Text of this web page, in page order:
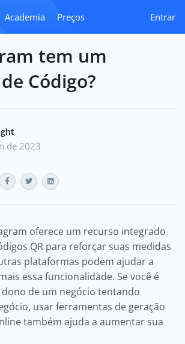
Academia Preços Entrar
tem um
Código?
de 2023
oferece um recurso integrado
QR para reforçar suas medidas
plataformas podem ajudar a
essa funcionalidade. Se você é
de um negócio tentando
usar ferramentas de geração
também ajuda a aumentar sua